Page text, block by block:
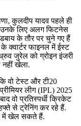
कुलदीप यादव पहले ही
उनके लिए अलग फिटनेस
के तौर पर चुने गए हैं
क्वार्टर फाइनल में ईस्ट
जुरेल को ग्रोइन इंजरी
नहीं खेला.
वो टेस्ट और टी20
लीग (IPL) 2025
वो प्रतिस्पर्धी क्रिकेट
से ट्रेनिंग कर रहे हैं.
में खेल सकते हैं.